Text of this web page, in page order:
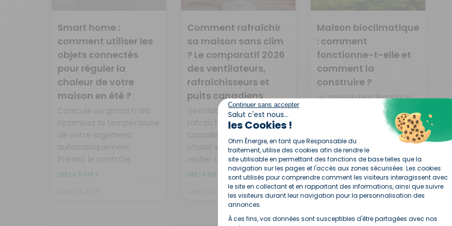
Smart home :
comment utiliser les
objets connectés
pour réguler la
chaleur de votre
maison en été ?
LIRE LA SUITE »
Comment rafraîchir
sa maison sans clim
? Le comparatif 2026
des ventilateurs,
rafraîchisseurs et
puits canadiens
Ventilateur,
rafraîchisseur ou puits
canadien : quel système
choisir en 2026 pour
rester au frais
LIRE LA SUITE »
juillet 24, 2026
Maison bioclimatique
: comment
fonctionne-t-elle et
comment la
construire ?
La maison bioclimatique
vous intrigue ? Découvrez
comment on la construit
LIRE LA SUITE »
juillet 24, 2026
Continuer sans accepter
Salut c'est nous...
les Cookies !
Plateforme de Gestion du Consentement :
Ohm Énergie, en tant que Responsable du
traitement, utilise des cookies afin de rendre le
site utilisable en permettant des fonctions de base telles que la
navigation sur les pages et l'accès aux zones sécurisées. Les cookies
sont utilisés pour comprendre comment les visiteurs interagissent avec
le site en collectant et en rapportant des informations, ainsi que suivre
les visiteurs durant leur navigation pour la personnalisation des
annonces.
À ces fins, vos données sont susceptibles d'être partagées avec nos